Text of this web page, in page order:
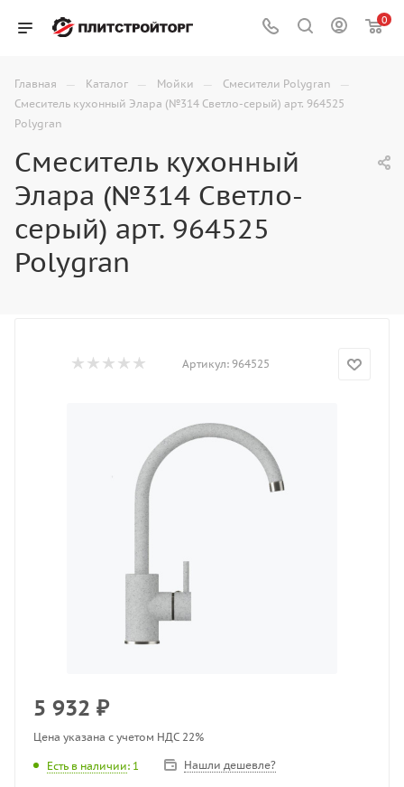
0
Главная — Каталог — Мойки — Смесители Polygran —
Смеситель кухонный Элара (№314 Светло-серый) арт. 964525
Polygran
Смеситель кухонный
Элара (№314 Светло-
серый) арт. 964525
Polygran
Артикул: 964525
5 932 ₽
Цена указана с учетом НДС 22%
Есть в наличии: 1 Нашли дешевле?